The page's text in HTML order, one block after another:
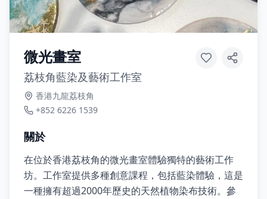
微光畫室
荔枝角藍染及藝術工作室
香港九龍荔枝角
+852 6226 1539
關於
在位於香港荔枝角的微光畫室體驗獨特的藝術工作
坊。工作室提供多種創意課程，包括藍染體驗，這是
一種擁有超過2000年歷史的天然植物染布技術。參